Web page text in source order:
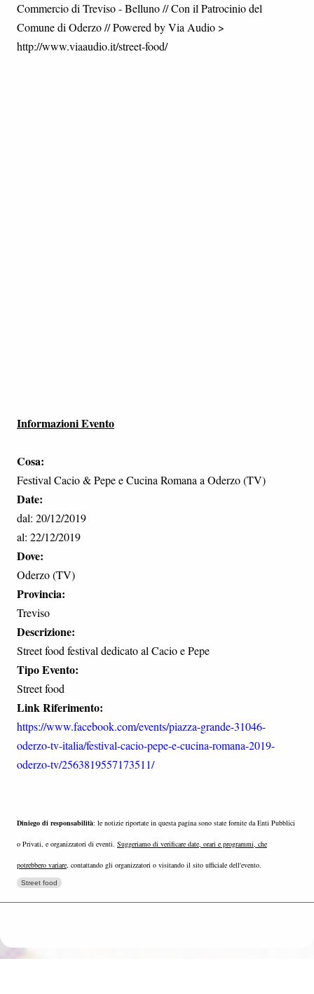
Commercio di Treviso - Belluno // Con il Patrocinio del
Comune di Oderzo // Powered by Via Audio >
http://www.viaaudio.it/street-food/
Informazioni Evento
Cosa:
Festival Cacio & Pepe e Cucina Romana a Oderzo (TV)
Date:
dal: 20/12/2019
al: 22/12/2019
Dove:
Oderzo (TV)
Provincia:
Treviso
Descrizione:
Street food festival dedicato al Cacio e Pepe
Tipo Evento:
Street food
Link Riferimento:
https://www.facebook.com/events/piazza-grande-31046-
oderzo-tv-italia/festival-cacio-pepe-e-cucina-romana-2019-
oderzo-tv/2563819557173511/
Diniego di responsabilità: le notizie riportate in questa pagina sono state fornite da Enti Pubblici
o Privati, e organizzatori di eventi. Suggeriamo di verificare date, orari e programmi, che
potrebbero variare, contattando gli organizzatori o visitando il sito ufficiale dell'evento.
Street food